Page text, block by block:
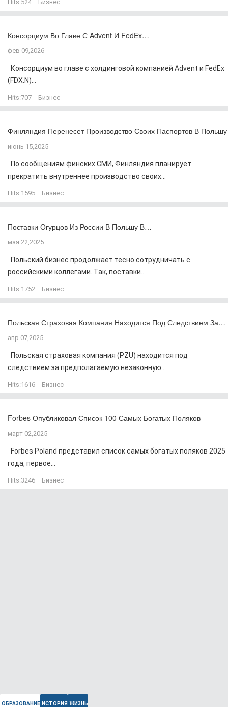
Hits:524 Бизнес
Консорциум Во Главе С Advent И FedEx…
фев 09,2026
Консорциум во главе с холдинговой компанией Advent и FedEx
(FDX.N)...
Hits:707 Бизнес
Финляндия Перенесет Производство Своих Паспортов В Польшу
июнь 15,2025
По сообщениям финских СМИ, Финляндия планирует
прекратить внутреннее производство своих...
Hits:1595 Бизнес
Поставки Огурцов Из России В Польшу В…
мая 22,2025
Польский бизнес продолжает тесно сотрудничать с
российскими коллегами. Так, поставки...
Hits:1752 Бизнес
Польская Страховая Компания Находится Под Следствием За…
апр 07,2025
Польская страховая компания (PZU) находится под
следствием за предполагаемую незаконную...
Hits:1616 Бизнес
Forbes Опубликовал Список 100 Самых Богатых Поляков
март 02,2025
Forbes Poland представил список самых богатых поляков 2025
года, первое...
Hits:3246 Бизнес
ОБРАЗОВАНИЕ ИСТОРИЯ ЖИЗНЬ